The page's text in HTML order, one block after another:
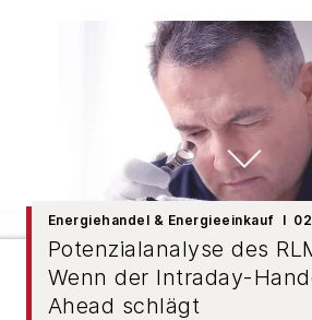
Energiehandel & Energieeinkauf
Potenzialanalyse des
Wenn der Intraday-
Ahead schlägt